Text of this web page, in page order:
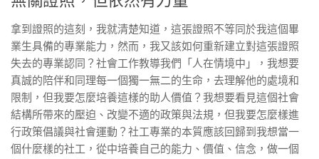
拿到證照的這刻，我就清楚知道，這張證照不等同於我這個畢
業生具備的專業能力，然而，我又該如何重新建立對這張證照
失去的專業認同？社會工作教導我們「人在情境中」，我想要
真誠的陪伴和同理每一個獨一無二的生命，去理解他的處境和
限制，但我要怎麼培養這樣的助人價值？我想要看見這個社會
結構所帶來的壓迫、改變不適的政策與法規，但我要怎麼樣進
行政策倡議與社會運動？社工專業的本質應該回歸到我想當一
個什麼樣的社工，從中培養自己的能力、價值、信念，做一個